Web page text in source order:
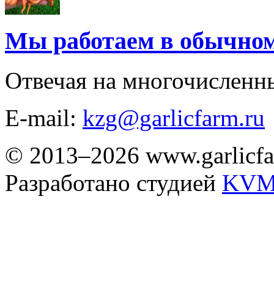
Мы работаем в
Отвечая на
E-mail: kzg@garlicfarm.ru
© 2013–2026
Разработано студией